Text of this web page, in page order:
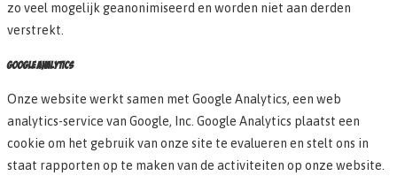
zo veel mogelijk geanonimiseerd en worden niet aan derden
verstrekt.
GOOGLE ANALYTICS
Onze website werkt samen met Google Analytics, een web
analytics-service van Google, Inc. Google Analytics plaatst een
cookie om het gebruik van onze site te evalueren en stelt ons in
staat rapporten op te maken van de activiteiten op onze website.